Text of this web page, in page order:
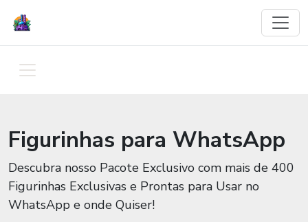
Figurinhas para WhatsApp
Descubra nosso Pacote Exclusivo com mais de 400
Figurinhas Exclusivas e Prontas para Usar no
WhatsApp e onde Quiser!